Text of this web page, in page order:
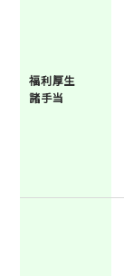
福利厚生
諸手当